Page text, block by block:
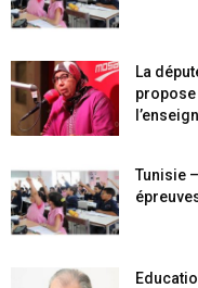
La
propose
Tunisie